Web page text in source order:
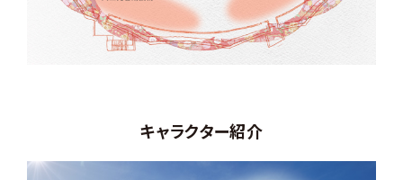
キャラクター紹介